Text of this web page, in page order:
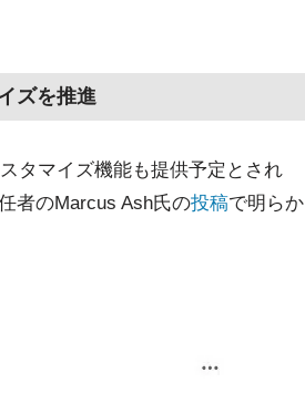
ズを推進
タマイズ機能も提供予定とされ
者のMarcus Ash氏の投稿で明らか